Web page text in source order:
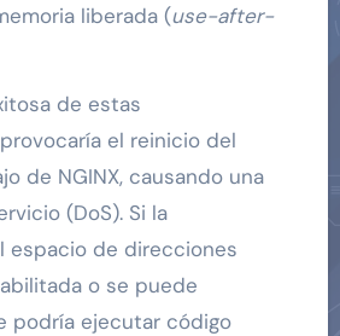
liberada (use-after-
de estas
el reinicio del
de NGINX, causando una
(DoS). Si la
espacio de direcciones
o se puede
podría ejecutar código